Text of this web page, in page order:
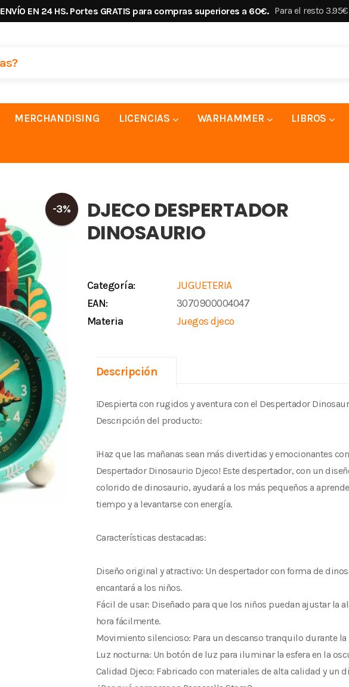
ENVÍO EN 24 HS. Portes GRATIS para compras superiores a 60€. Para el resto
MERCHANDISING LICENCIAS WARHAMMER LIBROS
-3%
DJECO DESPERTADOR
DINOSAURIO
Categoría:
JUGUETERIA
EAN:
3070900004047
Materia
Juegos djeco
Descripción
¡Despierta con rugidos y aventura con el Despertador
Descripción del producto:
¡Haz que las mañanas sean más divertidas y emocionantes
Despertador Dinosaurio Djeco! Este despertador, con un
colorido de dinosaurio, ayudará a los más pequeños a
tiempo y a levantarse con energía.
Características destacadas:
Diseño original y atractivo: Un despertador con forma de
encantará a los niños.
Fácil de usar: Diseñado para que los niños puedan ajustar la
hora fácilmente.
Movimiento silencioso: Para un descanso tranquilo durante la
Luz nocturna: Un botón de luz para iluminar la esfera en la
Calidad Djeco: Fabricado con materiales de alta calidad y un